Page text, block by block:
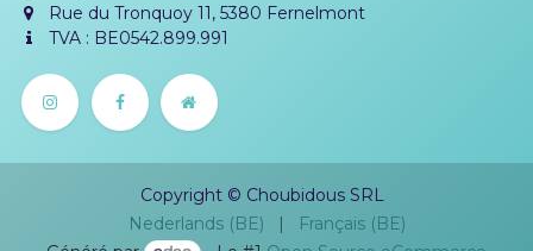
Rue du Tronquoy 11, 5380 Fernelmont
TVA : BE0542.899.991
Copyright © Choubidous SRL
Nederlands (BE)
|
Français (BE)